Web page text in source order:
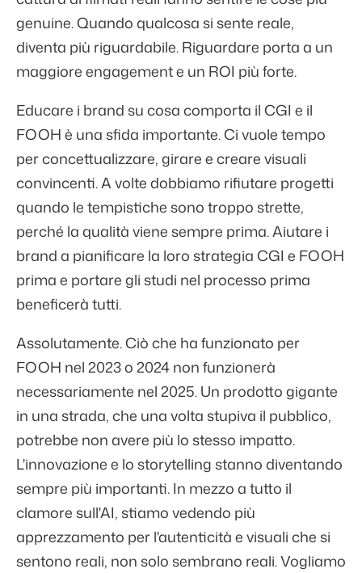
genuine. Quando qualcosa si sente reale,
diventa più riguardabile. Riguardare porta a un
maggiore engagement e un ROI più forte.
Educare i brand su cosa comporta il CGI e il
FOOH è una sfida importante. Ci vuole tempo
per concettualizzare, girare e creare visuali
convincenti. A volte dobbiamo rifiutare progetti
quando le tempistiche sono troppo strette,
perché la qualità viene sempre prima. Aiutare i
brand a pianificare la loro strategia CGI e FOOH
prima e portare gli studi nel processo prima
beneficerà tutti.
Assolutamente. Ciò che ha funzionato per
FOOH nel 2023 o 2024 non funzionerà
necessariamente nel 2025. Un prodotto gigante
in una strada, che una volta stupiva il pubblico,
potrebbe non avere più lo stesso impatto.
L'innovazione e lo storytelling stanno diventando
sempre più importanti. In mezzo a tutto il
clamore sull'AI, stiamo vedendo più
apprezzamento per l'autenticità e visuali che si
sentono reali, non solo sembrano reali. Vogliamo